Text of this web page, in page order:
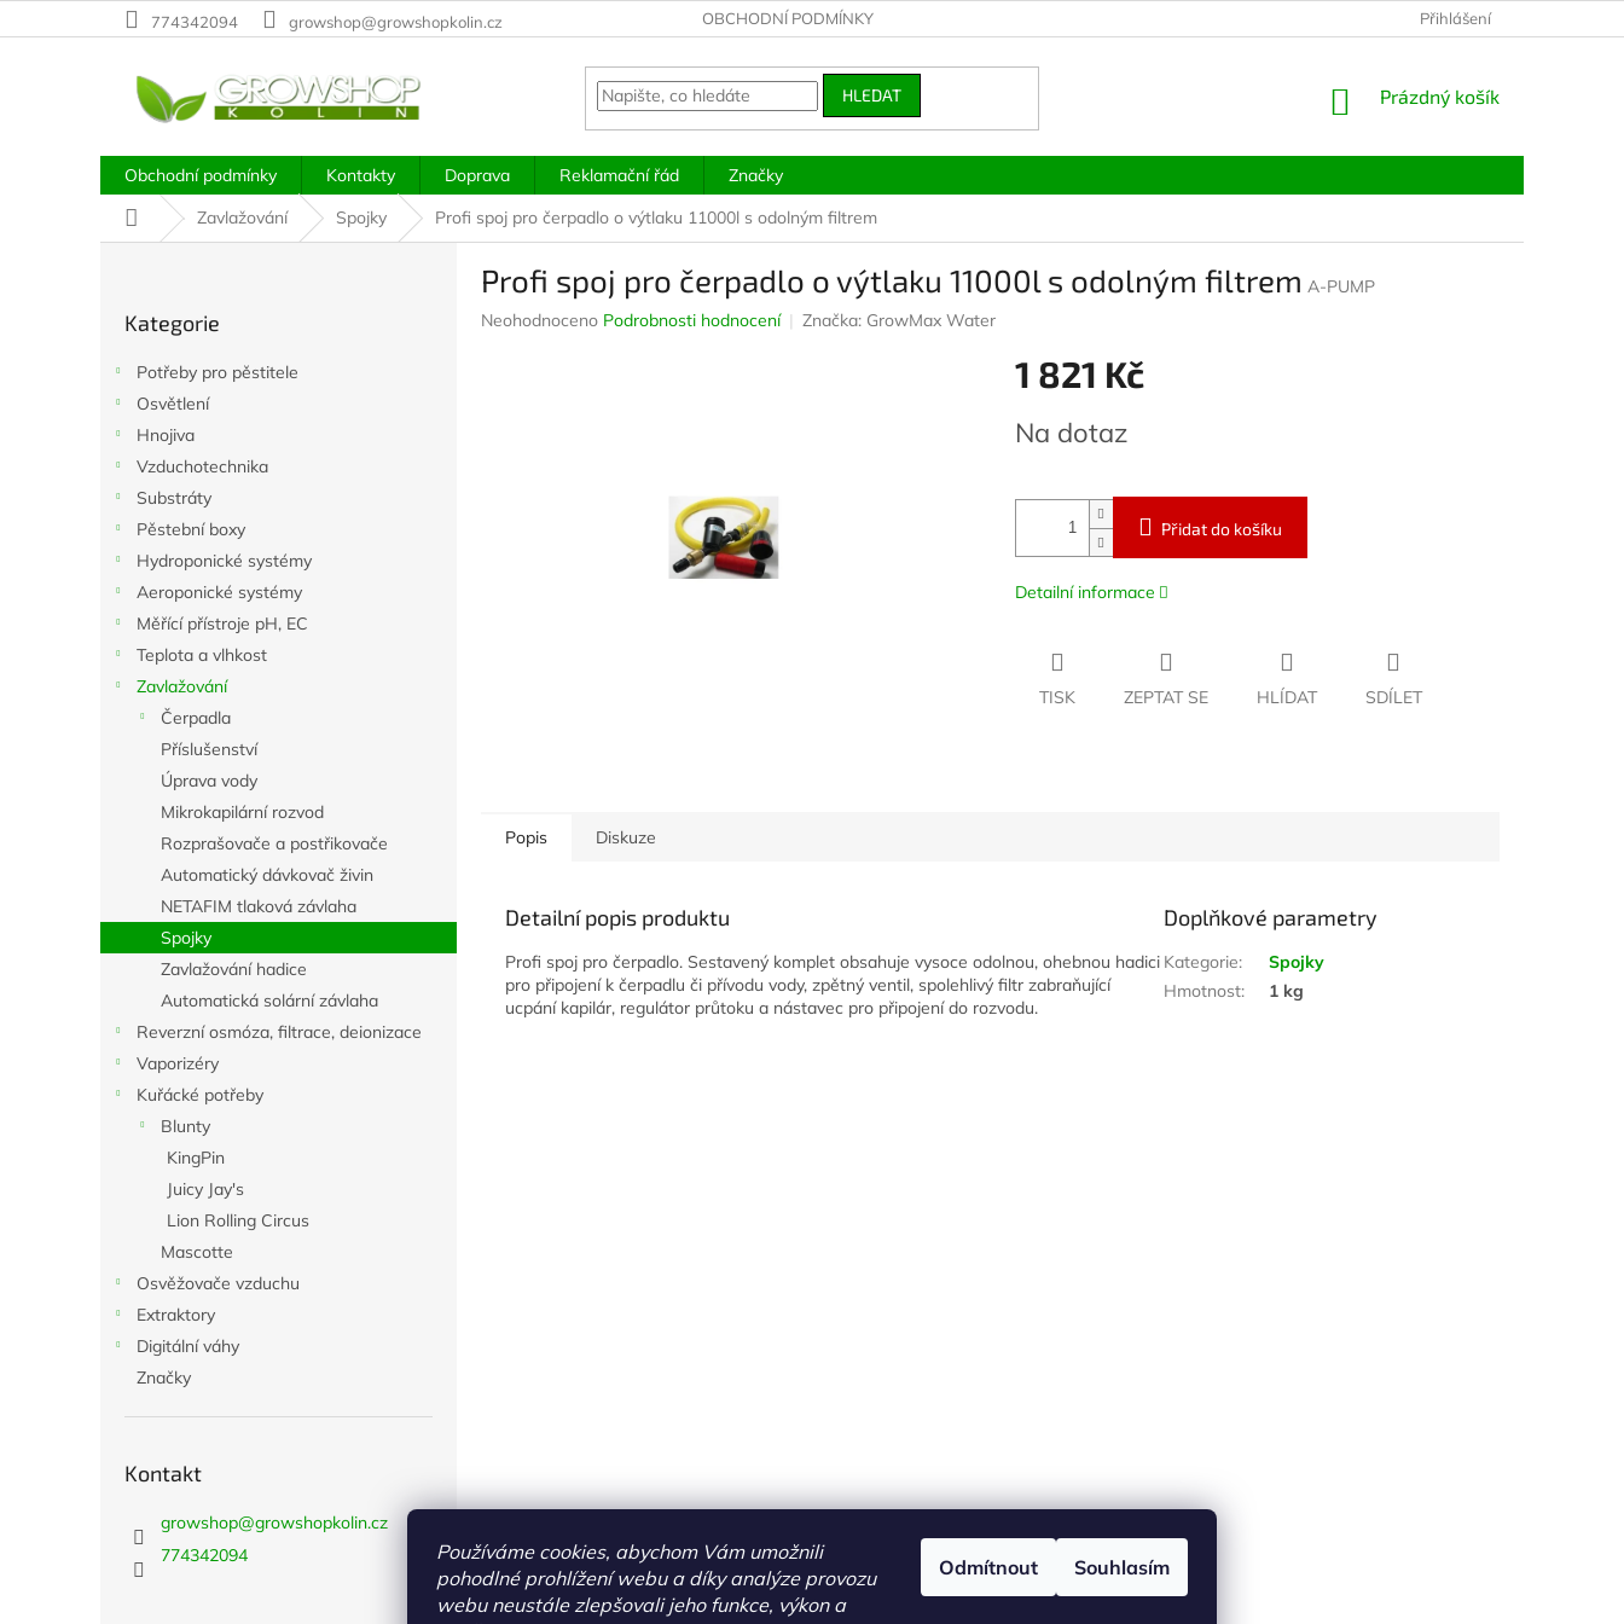
Používáme cookies, abychom Vám umožnili
pohodlné prohlížení webu a díky analýze provozu
webu neustále zlepšovali jeho funkce, výkon a
Odmítnout Souhlasím
na
774342094 growshop@growshopkolin.cz OBCHODNÍ PODMÍNKY Přihlášení
HLEDAT
NÁKUPNÍ
Prázdný košík
Obchodní podmínky Kontakty Doprava Reklamační řád
Značky
Domů Zavlažování Spojky Profi spoj pro čerpadlo o výtlaku 11000l s odolným filtrem
kategorie
Kategorie
Potřeby pro pěstitele
Osvětlení
Hnojiva
Vzduchotechnika
Substráty
Pěstební boxy
Hydroponické systémy
Aeroponické systémy
Měřící přístroje pH, EC
Teplota a vlhkost
Zavlažování
Čerpadla
Příslušenství
Úprava vody
Mikrokapilární rozvod
Rozprašovače a postřikovače
Automatický dávkovač živin
NETAFIM tlaková závlaha
Spojky
Zavlažování hadice
Automatická solární závlaha
Reverzní osmóza, filtrace, deionizace
Vaporizéry
Kuřácké potřeby
Blunty
KingPin
Juicy Jay's
Lion Rolling Circus
Mascotte
Osvěžovače vzduchu
Extraktory
Digitální váhy
Značky
Kontakt
growshop@growshopkolin.cz
774342094
Profi spoj pro čerpadlo o výtlaku 11000l s odolným filtrem A-PUMP
Průměrné
Neohodnoceno Podrobnosti hodnocení Značka: GrowMax Water
1 821 Kč
cena:
Na dotaz
Přidat do košíku
Detailní informace
TISK ZEPTAT SE HLÍDAT SDÍLET
Popis Diskuze
Detailní popis produktu
Profi spoj pro čerpadlo. Sestavený komplet obsahuje vysoce odolnou, ohebnou hadici
pro připojení k čerpadlu či přívodu vody, zpětný ventil, spolehlivý filtr zabraňující
ucpání kapilár, regulátor průtoku a nástavec pro připojení do rozvodu.
Doplňkové parametry
Kategorie:
Spojky
Hmotnost: 1 kg